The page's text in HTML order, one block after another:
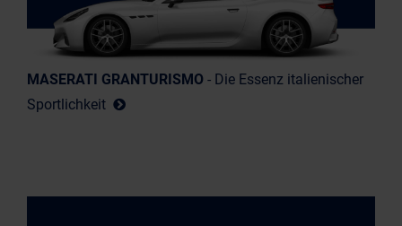
MASERATI GRANTURISMO - Die Essenz italienischer
Sportlichkeit